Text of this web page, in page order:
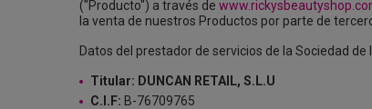
("Producto") a través de
la venta de nuestros Productos por parte de
Datos del prestador de servicios de la Sociedad
Titular: DUNCAN RETAIL, S.L.U
C.I.F: B-76709765